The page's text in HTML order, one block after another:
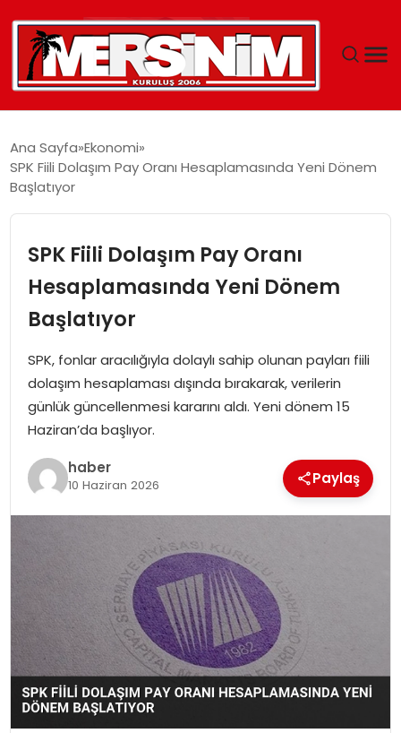
YAŞAM
EĞITIM
SPOR
EKONOMI
MAGAZIN
OTOMOBIL
Ana Sayfa Ekonomi
SPK Fiili Dolaşım Pay Oranı Hesaplamasında Yeni Dönem
Başlatıyor
SPK Fiili Dolaşım Pay Oranı
Hesaplamasında Yeni Dönem
Başlatıyor
SPK, fonlar aracılığıyla dolaylı sahip olunan payları fiili
dolaşım hesaplaması dışında bırakarak, verilerin
günlük güncellenmesi kararını aldı. Yeni dönem 15
Haziran’da başlıyor.
haber
10 Haziran 2026 Paylaş